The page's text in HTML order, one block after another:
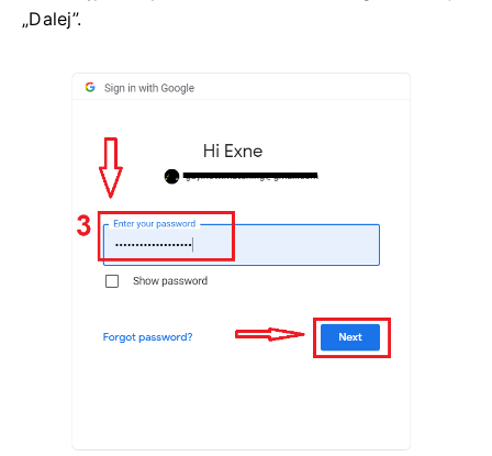
„Dalej”.